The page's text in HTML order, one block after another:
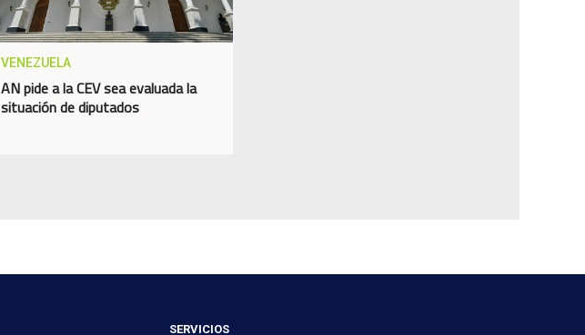
VENEZUELA
AN pide a la CEV sea evaluada la
situación de diputados
SERVICIOS